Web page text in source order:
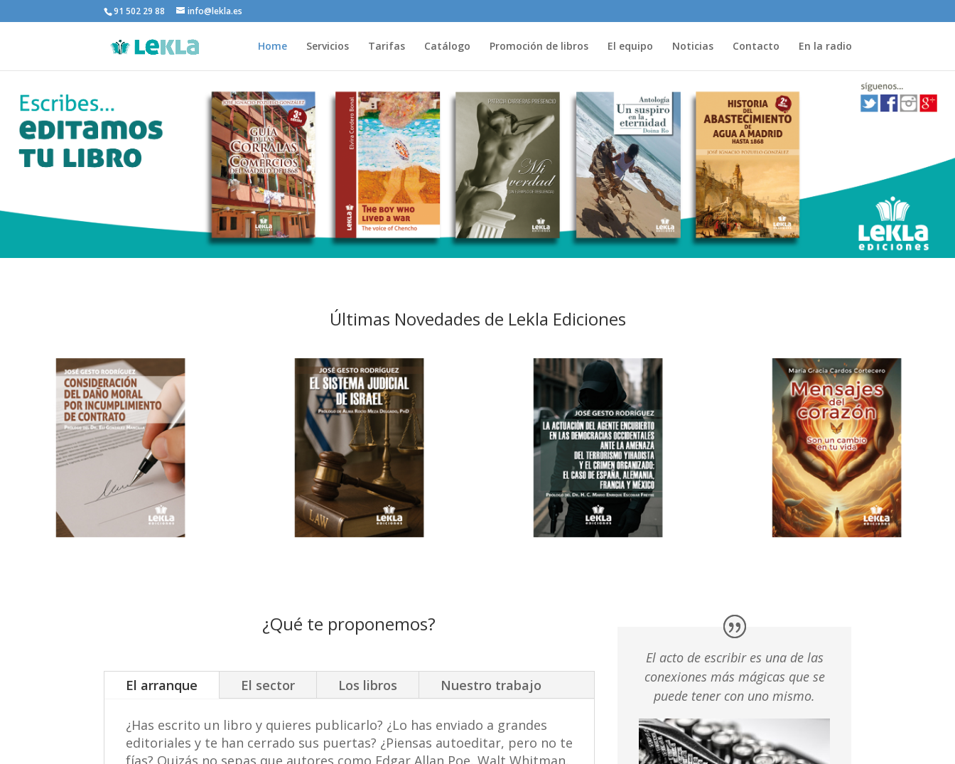
91 502 29 88 info@lekla.es
Home Servicios Tarifas Catálogo Promoción de libros El equipo Noticias Contacto En la radio
Últimas Novedades de Lekla Ediciones
¿Qué te proponemos?
El arranque El sector Los libros Nuestro trabajo
¿Has escrito un libro y quieres publicarlo? ¿Lo has enviado a grandes
editoriales y te han cerrado sus puertas? ¿Piensas autoeditar, pero no te
fías? Quizás no sepas que autores como Edgar Allan Poe, Walt Whitman,
El acto de escribir es una de las
conexiones más mágicas que se
puede tener con uno mismo.